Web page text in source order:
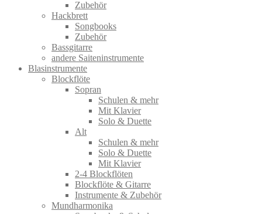
Zubehör
Hackbrett
Songbooks
Zubehör
Bassgitarre
andere Saiteninstrumente
Blasinstrumente
Blockflöte
Sopran
Schulen & mehr
Mit Klavier
Solo & Duette
Alt
Schulen & mehr
Solo & Duette
Mit Klavier
2-4 Blockflöten
Blockflöte & Gitarre
Instrumente & Zubehör
Mundharmonika